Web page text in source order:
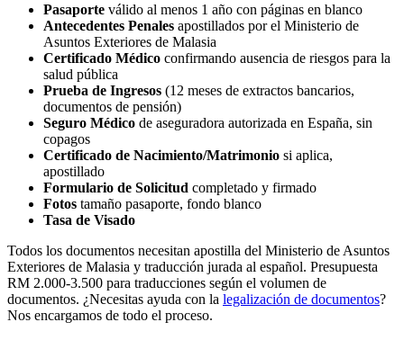
Pasaporte válido al menos 1 año con páginas en blanco
Antecedentes Penales apostillados por el Ministerio de
Asuntos Exteriores de Malasia
Certificado Médico confirmando ausencia de riesgos para la
salud pública
Prueba de Ingresos (12 meses de extractos bancarios,
documentos de pensión)
Seguro Médico de aseguradora autorizada en España, sin
copagos
Certificado de Nacimiento/Matrimonio si aplica,
apostillado
Formulario de Solicitud completado y firmado
Fotos tamaño pasaporte, fondo blanco
Tasa de Visado
Todos los documentos necesitan apostilla del Ministerio de Asuntos
Exteriores de Malasia y traducción jurada al español. Presupuesta
RM 2.000-3.500 para traducciones según el volumen de
documentos. ¿Necesitas ayuda con la legalización de documentos?
Nos encargamos de todo el proceso.